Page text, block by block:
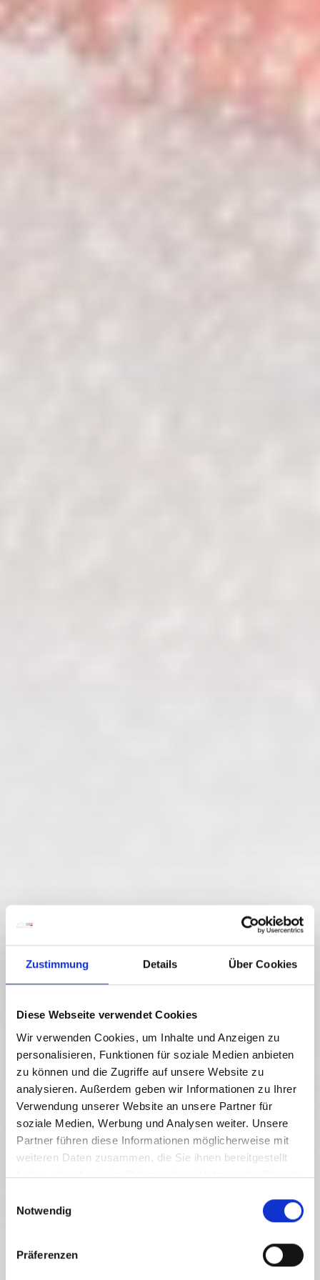
Zustimmung Details Über Cookies
Diese Webseite verwendet Cookies
Wir verwenden Cookies, um Inhalte und Anzeigen zu
personalisieren, Funktionen für soziale Medien anbieten
zu können und die Zugriffe auf unsere Website zu
analysieren. Außerdem geben wir Informationen zu Ihrer
Verwendung unserer Website an unsere Partner für
soziale Medien, Werbung und Analysen weiter. Unsere
Partner führen diese Informationen möglicherweise mit
weiteren Daten zusammen, die Sie ihnen bereitgestellt
haben oder die sie im Rahmen Ihrer Nutzung der Dienste
Notwendig
Präferenzen